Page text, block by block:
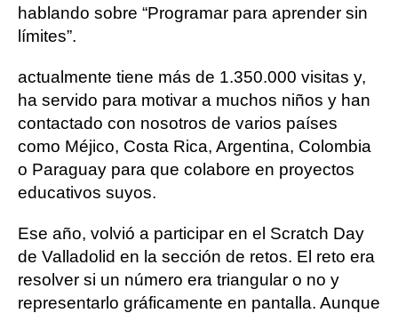
hablando sobre “Programar para aprender sin
límites”.
actualmente tiene más de 1.350.000 visitas y,
ha servido para motivar a muchos niños y han
contactado con nosotros de varios países
como Méjico, Costa Rica, Argentina, Colombia
o Paraguay para que colabore en proyectos
educativos suyos.
Ese año, volvió a participar en el Scratch Day
de Valladolid en la sección de retos. El reto era
resolver si un número era triangular o no y
representarlo gráficamente en pantalla. Aunque